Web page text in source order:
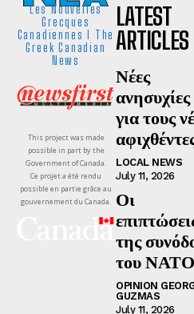
Les Nouvelles
Grecques
Canadiennes I The
Greek Canadian
News
This project was made
possible in part by the
Government of Canada.
Ce projet a été rendu
possible en partie grâce au
gouvernement du Canada.
LATEST
ARTICLES
Νέες
ανησυχίες
για τους
LOCAL NEWS
July 11, 2026
Οι
της
του ΝΑΤΟ
OPINION
GUZMAS
July 11, 2026